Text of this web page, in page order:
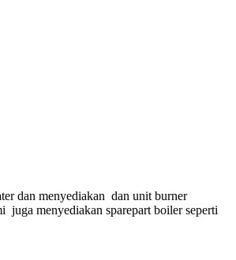
dan menyediakan dan unit burner
menyediakan sparepart boiler seperti